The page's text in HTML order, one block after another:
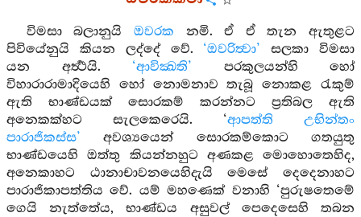
විමසා බලානුයි ඔවරක නමි. ඒ ඒ තැන ඇතුළට
පිවියේනුයි කියන ලද්දේ වේ. ‘ඔවරිත්‍වා’ සලකා විමසා
යන අර්‍ත්‍ථයි. ‘ආවික්‍ඛති’ පරකුලයන්හි හෝ
විහාරාරාමාදියෙහි හෝ නොමනාව තැබූ නොකළ රැකුම්
ඇති භාණ්ඩයක් සොරකම් කරන්නට ප්‍රතිබල ඇති
අනෙකක්හට සැලකෙරෙයි. ‘ආපත්ති උභින්තං
පාරාජිකස්ස’ අවශ්‍යයෙන් සොරකම්කොට ගතයුතු
භාණ්ඩයෙහි ඔත්තු කියන්නහුට අණකළ මොහොතෙහිද,
අනෙකාහට ඨානාචාවනයෙහිදැයි මෙසේ දෙදෙනාහට
පාරාජිකාපත්තිය වේ. යම් මහණෙක් වනාහි ‘පුරුෂතෙමේ
ගෙයි නැත්තේය, භාණ්ඩය අසුවල් පෙදෙසෙහි තබන